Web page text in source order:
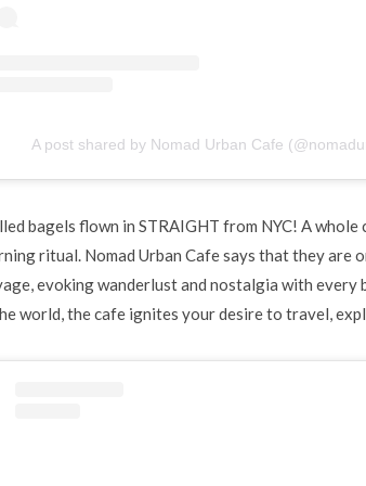
A post shared by Nomad Urban Cafe
bagels flown in STRAIGHT from NYC! A
ritual. Nomad Urban Cafe says that they are
evoking wanderlust and nostalgia with
world, the cafe ignites your desire to travel,